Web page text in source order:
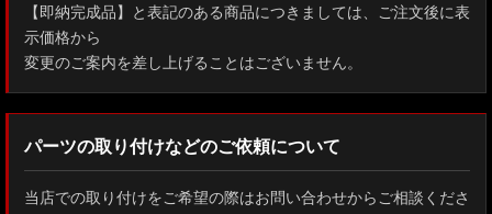
【即納完成品】と表記のある商品につきましては、ご注文後に表
示価格から
変更のご案内を差し上げることはございません。
パーツの取り付けなどのご依頼について
当店での取り付けをご希望の際はお問い合わせからご相談くださ